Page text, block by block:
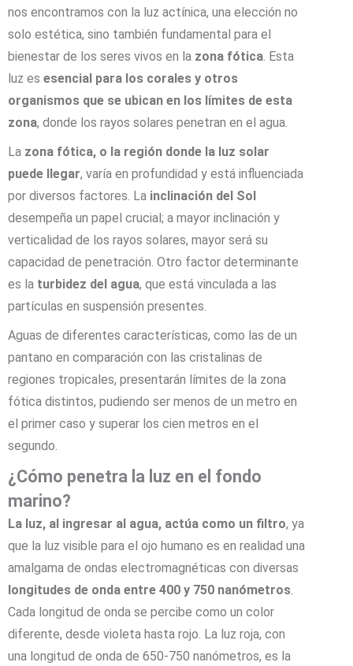
nos encontramos con la luz actínica, una elección no
solo estética, sino también fundamental para el
bienestar de los seres vivos en la zona fótica. Esta
luz es esencial para los corales y otros
organismos que se ubican en los límites de esta
zona, donde los rayos solares penetran en el agua.
La zona fótica, o la región donde la luz solar
puede llegar, varía en profundidad y está influenciada
por diversos factores. La inclinación del Sol
desempeña un papel crucial; a mayor inclinación y
verticalidad de los rayos solares, mayor será su
capacidad de penetración. Otro factor determinante
es la turbidez del agua, que está vinculada a las
partículas en suspensión presentes.
Aguas de diferentes características, como las de un
pantano en comparación con las cristalinas de
regiones tropicales, presentarán límites de la zona
fótica distintos, pudiendo ser menos de un metro en
el primer caso y superar los cien metros en el
segundo.
¿Cómo penetra la luz en el fondo
marino?
La luz, al ingresar al agua, actúa como un filtro, ya
que la luz visible para el ojo humano es en realidad una
amalgama de ondas electromagnéticas con diversas
longitudes de onda entre 400 y 750 nanómetros.
Cada longitud de onda se percibe como un color
diferente, desde violeta hasta rojo. La luz roja, con
una longitud de onda de 650-750 nanómetros, es la